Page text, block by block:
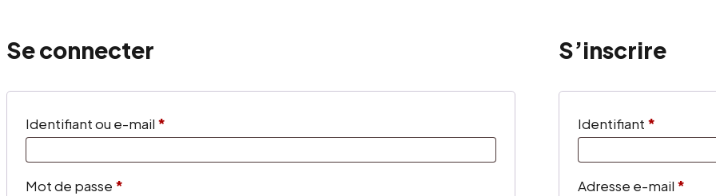
Se connecter
Identifiant ou e-mail *
Mot de passe *
S’inscrire
Identifiant *
Adresse e-mail *